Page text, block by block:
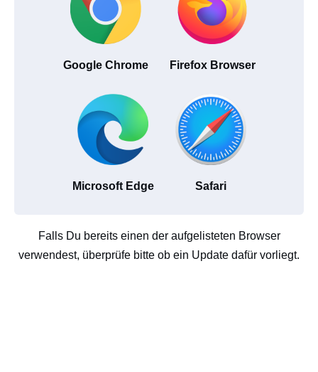
Google Chrome Firefox Browser
Microsoft Edge Safari
Falls Du bereits einen der aufgelisteten Browser
verwendest, überprüfe bitte ob ein Update dafür vorliegt.